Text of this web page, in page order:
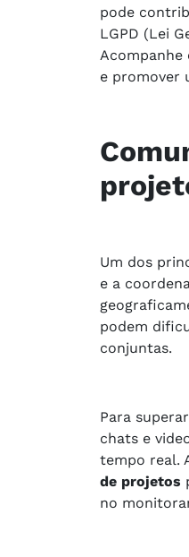
pode
LGPD (Lei
e promover
Um dos
e a
podem
conjuntas.
Para
chats e
tempo real.
de projetos
no